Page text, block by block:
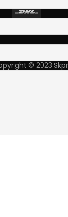
© 2023